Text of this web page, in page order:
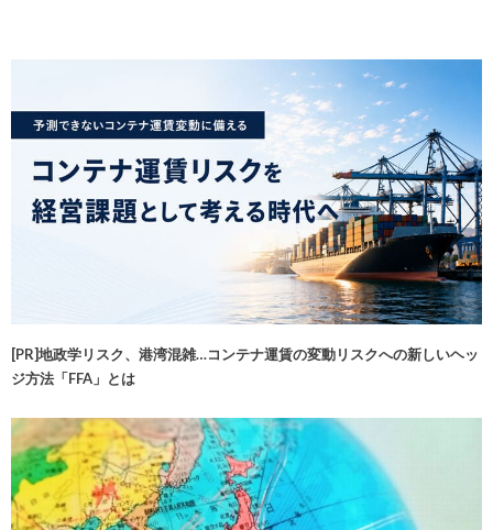
[PR]地政学リスク、港湾混雑…コンテナ運賃の変動リスクへの新しいヘッ
ジ方法「FFA」とは